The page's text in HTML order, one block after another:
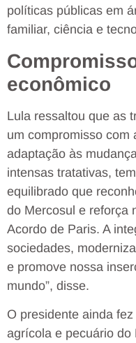
políticas públicas em
familiar, ciência e
econômico
Lula ressaltou que as
um compromisso com
adaptação às
intensas tratativas,
equilibrado que
do Mercosul e reforça
Acordo de Paris. A
sociedades,
e promove nossa
mundo”, disse.
O presidente ainda
agrícola e pecuário do